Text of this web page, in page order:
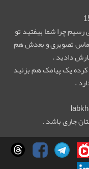
چرا شما بیفتید تو
تصویری و بعدش هم
دادید .
یک پیامک هم بزنید
.
جاری باشد .